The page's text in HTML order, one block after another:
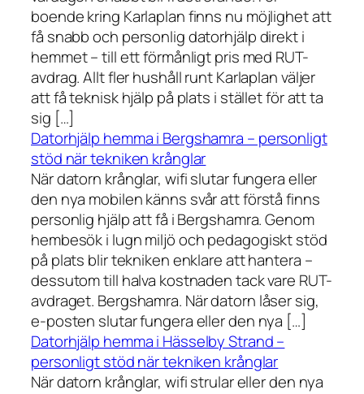
boende kring Karlaplan finns nu möjlighet att
få snabb och personlig datorhjälp direkt i
hemmet – till ett förmånligt pris med RUT-
avdrag. Allt fler hushåll runt Karlaplan väljer
att få teknisk hjälp på plats i stället för att ta
sig […]
Datorhjälp hemma i Bergshamra – personligt
stöd när tekniken krånglar
När datorn krånglar, wifi slutar fungera eller
den nya mobilen känns svår att förstå finns
personlig hjälp att få i Bergshamra. Genom
hembesök i lugn miljö och pedagogiskt stöd
på plats blir tekniken enklare att hantera –
dessutom till halva kostnaden tack vare RUT-
avdraget. Bergshamra. När datorn låser sig,
e-posten slutar fungera eller den nya […]
Datorhjälp hemma i Hässelby Strand –
personligt stöd när tekniken krånglar
När datorn krånglar, wifi strular eller den nya